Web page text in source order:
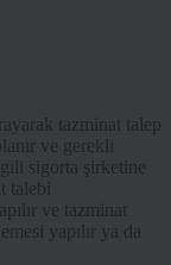
tazminat talep
ve gerekli
sigorta şirketine
talebi
ve tazminat
yapılır ya da